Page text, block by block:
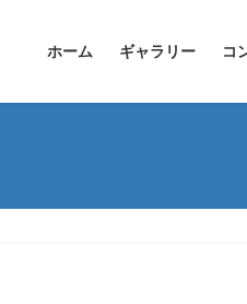
ホーム ギャラリー コ